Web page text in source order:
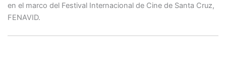
en el marco del Festival Internacional de Cine de Santa Cruz,
FENAVID.